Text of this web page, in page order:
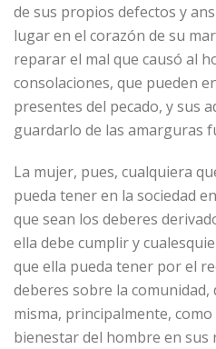
de sus propios defectos y
lugar en el corazón de su
reparar el mal que causó al
consolaciones, que pueden
presentes del pecado, y sus
guardarlo de las amarguras
La mujer, pues, cualquiera
pueda tener en la sociedad
que sean los deberes
ella debe cumplir y
que ella pueda tener por el
deberes sobre la comunidad,
misma, principalmente,
bienestar del hombre en sus